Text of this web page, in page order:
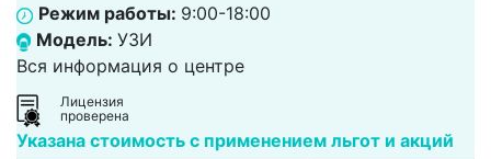
Режим работы: 9:00-18:00
Модель: УЗИ
Вся информация о центре
Лицензия
проверена
Указана стоимость с применением льгот и акций